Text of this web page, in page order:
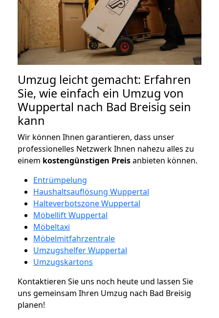
Umzug leicht gemacht: Erfahren
Sie, wie einfach ein Umzug von
Wuppertal nach Bad Breisig sein
kann
Wir können Ihnen garantieren, dass unser
professionelles Netzwerk Ihnen nahezu alles zu
einem kostengünstigen Preisanbieten können.
Entrümpelung
Haushaltsauflösung Wuppertal
Halteverbotszone Wuppertal
Möbellift Wuppertal
Möbeltaxi
Möbelmitfahrzentrale
Umzugshelfer Wuppertal
Umzugskartons
Kontaktieren Sie uns noch heute und lassen Sie
uns gemeinsam Ihren Umzug nach Bad Breisig
planen!